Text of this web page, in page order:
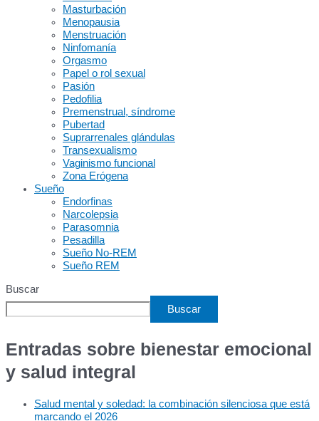
Masturbación
Menopausia
Menstruación
Ninfomanía
Orgasmo
Papel o rol sexual
Pasión
Pedofilia
Premenstrual, síndrome
Pubertad
Suprarrenales glándulas
Transexualismo
Vaginismo funcional
Zona Erógena
Sueño
Endorfinas
Narcolepsia
Parasomnia
Pesadilla
Sueño No-REM
Sueño REM
Buscar
Buscar
Entradas sobre bienestar emocional
y salud integral
Salud mental y soledad: la combinación silenciosa que está
marcando el 2026